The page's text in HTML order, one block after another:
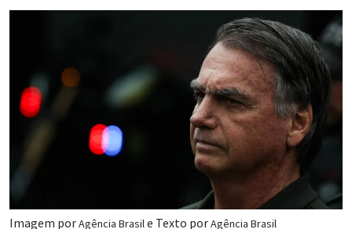
Imagem porAgência Brasile Texto porAgência Brasil